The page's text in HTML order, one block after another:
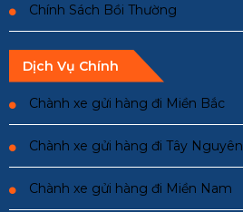
Chính Sách Bồi Thường
Dịch Vụ Chính
Chành xe gửi hàng đi Miền Bắc
Chành xe gửi hàng đi Tây Nguyên
Chành xe gửi hàng đi Miền Nam